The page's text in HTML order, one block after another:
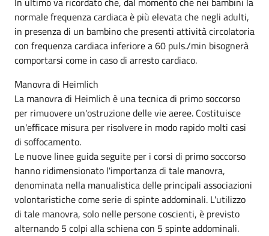
normale frequenza cardiaca è più elevata che negli adulti,
in presenza di un bambino che presenti attività circolatoria
con frequenza cardiaca inferiore a 60 puls./min bisognerà
comportarsi come in caso di arresto cardiaco.
Manovra di Heimlich
La manovra di Heimlich è una tecnica di primo soccorso
per rimuovere un'ostruzione delle vie aeree. Costituisce
un'efficace misura per risolvere in modo rapido molti casi
di soffocamento.
Le nuove linee guida seguite per i corsi di primo soccorso
hanno ridimensionato l'importanza di tale manovra,
denominata nella manualistica delle principali associazioni
volontaristiche come serie di spinte addominali. L'utilizzo
di tale manovra, solo nelle persone coscienti, è previsto
alternando 5 colpi alla schiena con 5 spinte addominali.